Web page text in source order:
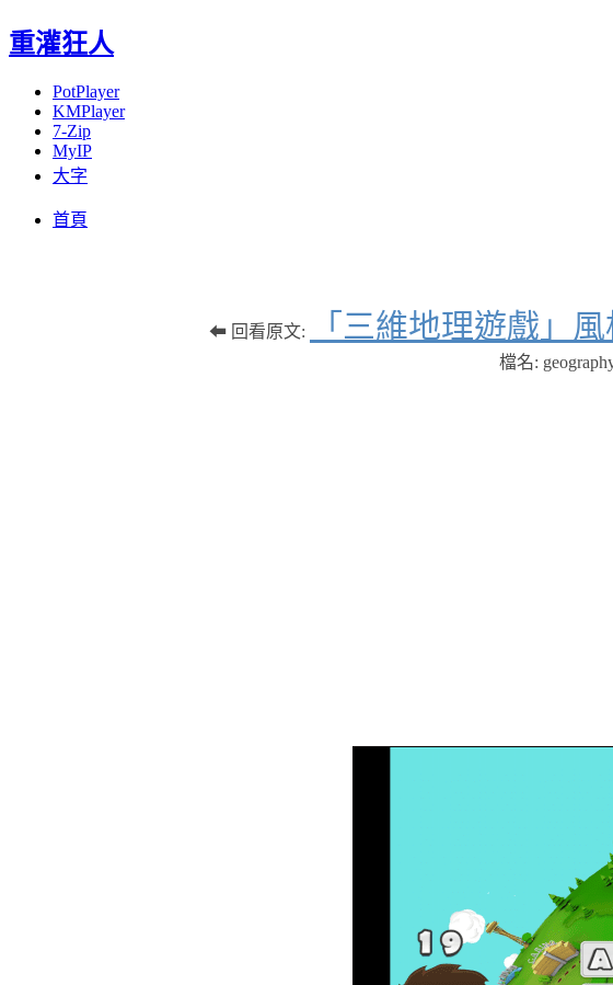
重灌狂人
PotPlayer
KMPlayer
7-Zip
MyIP
大字
首頁
⬅ 回看原文: 「三維地理遊戲」
檔名: